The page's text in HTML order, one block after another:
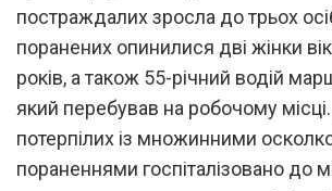
постраждалих зросла до трьох
поранених опинилися дві жінки
років, а також 55-річний водій
який перебував на робочому
потерпілих із множинними
пораненнями госпіталізовано до